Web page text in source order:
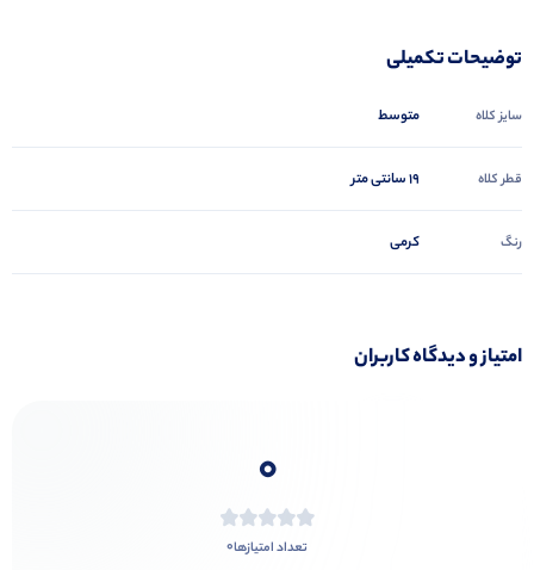
توضیحات تکمیلی
سایز کلاه متوسط
قطر کلاه 19 سانتی متر
رنگ کرمی
امتیاز و دیدگاه کاربران
0
تعداد امتیازها0